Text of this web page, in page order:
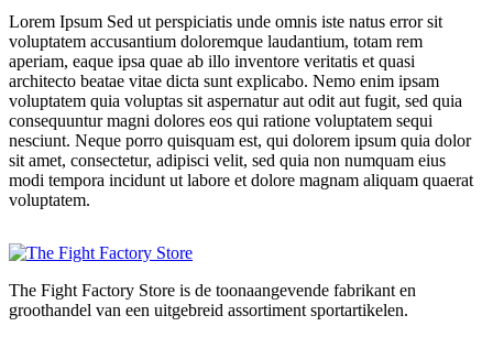
Lorem Ipsum Sed ut perspiciatis unde omnis iste natus error sit
voluptatem accusantium doloremque laudantium, totam rem
aperiam, eaque ipsa quae ab illo inventore veritatis et quasi
architecto beatae vitae dicta sunt explicabo. Nemo enim ipsam
voluptatem quia voluptas sit aspernatur aut odit aut fugit, sed quia
consequuntur magni dolores eos qui ratione voluptatem sequi
nesciunt. Neque porro quisquam est, qui dolorem ipsum quia dolor
sit amet, consectetur, adipisci velit, sed quia non numquam eius
modi tempora incidunt ut labore et dolore magnam aliquam quaerat
voluptatem.
The Fight Factory Store is de toonaangevende fabrikant en
groothandel van een uitgebreid assortiment sportartikelen.